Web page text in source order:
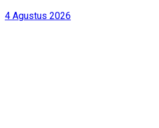
4 Agustus 2026